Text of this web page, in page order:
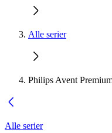
Alle serier
Philips Avent
Alle serier